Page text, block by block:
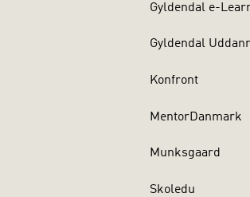
Gyldendal e-
Gyldendal
Konfront
MentorDanmark
Munksgaard
Skoledu